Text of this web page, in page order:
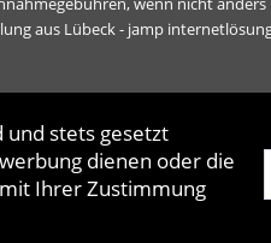
aus Lübeck - jamp
und stets gesetzt
dienen oder die
Ihrer Zustimmung